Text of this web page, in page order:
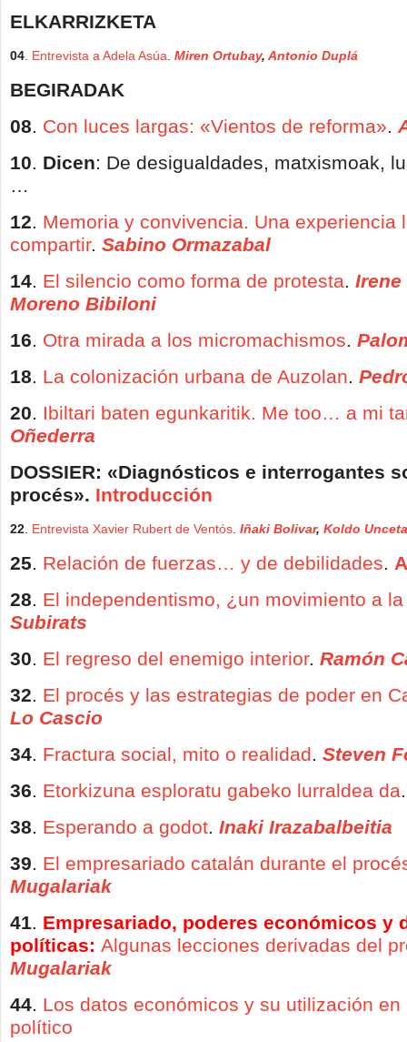
ELKARRIZKETA
04 Entrevista a Adela Asúa Miren Ortubay, Antonio Duplá
BEGIRADAK
08. Con luces largas: «Vientos de reforma».
10. Dicen: De desigualdades, matxismoak,
…
12. Memoria y convivencia. Una experiencia
compartir. Sabino Ormazabal
14. El silencio como forma de protesta. Irene
Moreno Bibiloni
16. Otra mirada a los micromachismos.
18. La colonización urbana de Auzolan.
20. Ibiltari baten egunkaritik. Me too… a mi
Oñederra
DOSSIER: «Diagnósticos e interrogantes
procés». Introducción
22 Entrevista Xavier Rubert de Ventós Iñaki Bolivar, Koldo Unceta
25. Relación de fuerzas… y de debilidades.
28. El independentismo, ¿un movimiento a
Subirats
30. El regreso del enemigo interior. Ramón
32. El procés y las estrategias de poder en
Lo Cascio
34. Fractura social, mito o realidad. Steven
36. Etorkizuna esploratu gabeko lurraldea da
38. Esperando a godot. Inaki Irazabalbeitia
39. El empresariado catalán durante el
Mugalariak
41. Empresariado, poderes económicos y
políticas: Algunas lecciones derivadas del
Mugalariak
44. Los datos económicos y su utilización en
político